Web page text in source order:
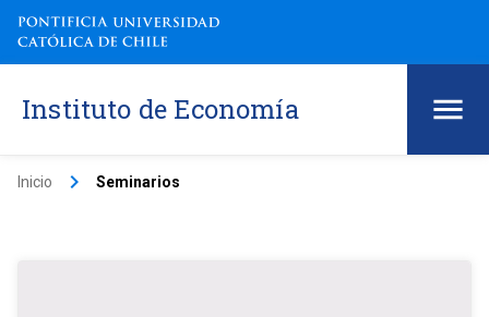
Instituto de Economía
Inicio keyboard_arrow_right Seminarios